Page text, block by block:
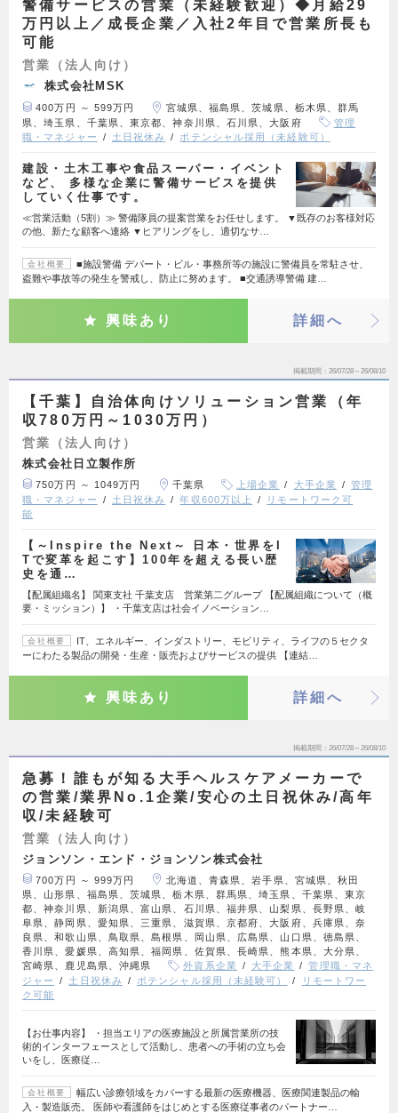
警備サービスの営業（未経験歓迎）◆月給29
万円以上／成長企業／入社2年目で営業所長も
可能
営業（法人向け）
株式会社MSK
400万円 ～ 599万円
宮城県、福島県、茨城県、栃木県、群馬
県、埼玉県、千葉県、東京都、神奈川県、石川県、大阪府
管理
職・マネジャー
土日祝休み ポテンシャル採用（未経験可）
建設・土木工事や食品スーパー・イベント
など、 多様な企業に警備サービスを提供
していく仕事です。
≪営業活動（5割）≫ 警備隊員の提案営業をお任せします。 ▼既存のお客様対応
の他、新たな顧客へ連絡 ▼ヒアリングをし、適切なサ…
会社概要
■施設警備 デパート・ビル・事務所等の施設に警備員を常駐させ、
盗難や事故等の発生を警戒し、防止に努めます。 ■交通誘導警備 建…
興味あり 詳細へ
掲載期間 26/07/28～26/08/10
【千葉】自治体向けソリューション営業（年
収780万円～1030万円）
営業（法人向け）
株式会社日立製作所
750万円 ～ 1049万円 千葉県 上場企業 大手企業
管理
職・マネジャー
土日祝休み 年収600万以上
リモートワーク可
能
【～Inspire the Next～ 日本・世界をI
Tで変革を起こす】100年を超える長い歴
史を通…
【配属組織名】 関東支社 千葉支店 営業第二グループ 【配属組織について（概
要・ミッション）】 ・千葉支店は社会イノベーション…
会社概要
IT、エネルギー、インダストリー、モビリティ、ライフの５セクタ
ーにわたる製品の開発・生産・販売およびサービスの提供 【連結…
興味あり 詳細へ
掲載期間 26/07/28～26/08/10
急募！誰もが知る大手ヘルスケアメーカーで
の営業/業界No.1企業/安心の土日祝休み/高年
収/未経験可
営業（法人向け）
ジョンソン・エンド・ジョンソン株式会社
700万円 ～ 999万円
北海道、青森県、岩手県、宮城県、秋田
県、山形県、福島県、茨城県、栃木県、群馬県、埼玉県、千葉県、東京
都、神奈川県、新潟県、富山県、石川県、福井県、山梨県、長野県、岐
阜県、静岡県、愛知県、三重県、滋賀県、京都府、大阪府、兵庫県、奈
良県、和歌山県、鳥取県、島根県、岡山県、広島県、山口県、徳島県、
香川県、愛媛県、高知県、福岡県、佐賀県、長崎県、熊本県、大分県、
宮崎県、鹿児島県、沖縄県
外資系企業 大手企業
管理職・マネ
ジャー
土日祝休み ポテンシャル採用（未経験可）
リモートワー
ク可能
【お仕事内容】 ・担当エリアの医療施設と所属営業所の技
術的インターフェースとして活動し、患者への手術の立ち会
いをし、医療従…
会社概要
幅広い診療領域をカバーする最新の医療機器、医療関連製品の輸
入・製造販売。 医師や看護師をはじめとする医療従事者のパートナー…